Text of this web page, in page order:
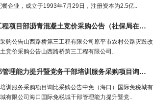
企业，成立于1993年7月29日，注册资本为2.5亿..
项目部沥青混凝土竞价采购公告（社保局在正文中）
公告山西路桥第三工程有限公司原平市农村公路灾毁
价采购公告山西路桥第三工程有限公司..
中免（海口）国际免税城有限公司海口国际免税城干部管理能力提升暨党务干部培训服务采购项目询比采购公告（
服务采购项目询比采购公告中免（海口）国际免税城
限公司海口国际免税城干部管理能力提升暨党..